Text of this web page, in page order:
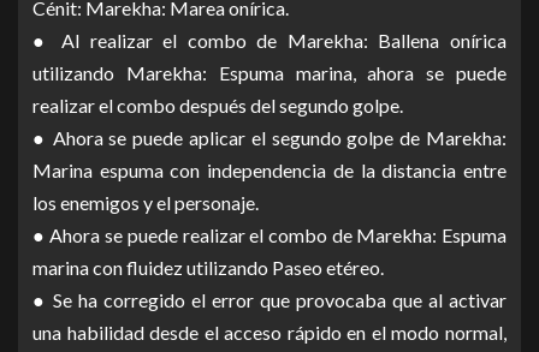
Cénit: Marekha: Marea onírica.
● Al realizar el combo de Marekha: Ballena onírica
utilizando Marekha: Espuma marina, ahora se puede
realizar el combo después del segundo golpe.
● Ahora se puede aplicar el segundo golpe de Marekha:
Marina espuma con independencia de la distancia entre
los enemigos y el personaje.
● Ahora se puede realizar el combo de Marekha: Espuma
marina con fluidez utilizando Paseo etéreo.
● Se ha corregido el error que provocaba que al activar
una habilidad desde el acceso rápido en el modo normal,